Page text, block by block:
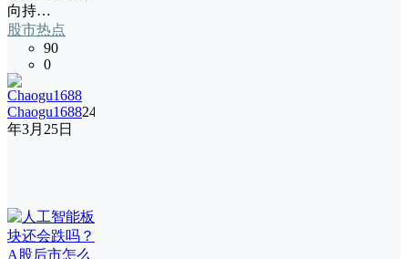
向持…
股市热点
90
0
Chaogu168824
年3月25日